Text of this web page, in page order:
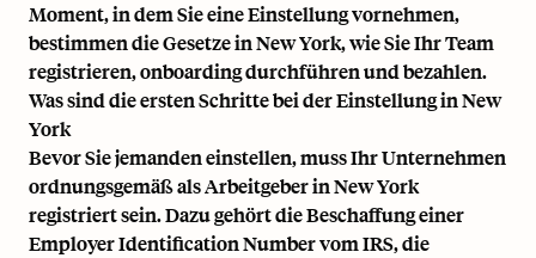
Moment, in dem Sie eine Einstellung vornehmen,
bestimmen die Gesetze in New York, wie Sie Ihr Team
registrieren, onboarding durchführen und bezahlen.
Was sind die ersten Schritte bei der Einstellung in New
York
Bevor Sie jemanden einstellen, muss Ihr Unternehmen
ordnungsgemäß als Arbeitgeber in New York
registriert sein. Dazu gehört die Beschaffung einer
Employer Identification Number vom IRS, die